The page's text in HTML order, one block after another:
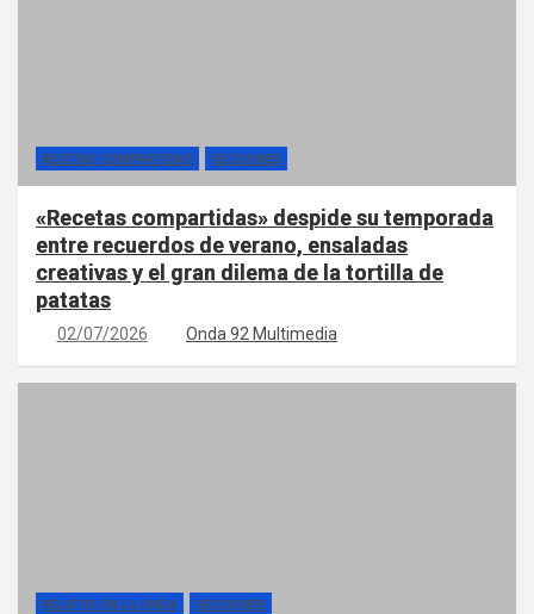
RECETAS COMPARTIDAS SECCIONES
«Recetas compartidas» despide su temporada
entre recuerdos de verano, ensaladas
creativas y el gran dilema de la tortilla de
patatas
02/07/2026 Onda 92 Multimedia
RELATOS EN LA ONDA SECCIONES